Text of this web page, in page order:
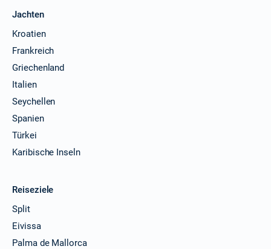
Jachten
Kroatien
Frankreich
Griechenland
Italien
Seychellen
Spanien
Türkei
Karibische Inseln
Reiseziele
Split
Eivissa
Palma de Mallorca